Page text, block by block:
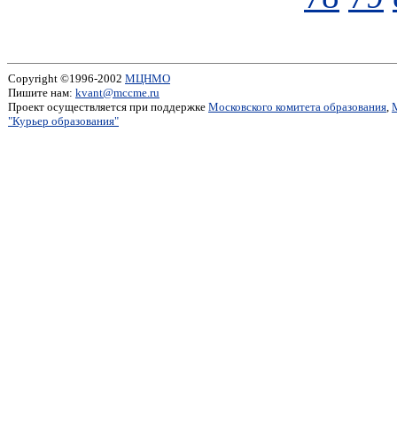
Copyright ©1996-2002 МЦНМО
Пишите нам: kvant@mccme.ru
Проект осуществляется при поддержке Московского комитета образования,
"Курьер образования"